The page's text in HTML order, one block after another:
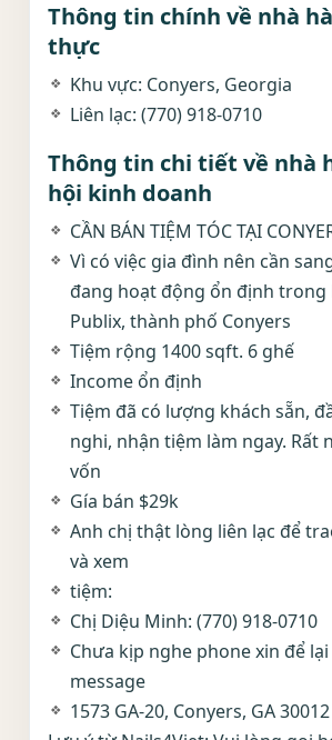
Thông tin chính về nhà
thực
Khu vực: Conyers, Georgia
Liên lạc: (770) 918-0710
Thông tin chi tiết về nhà
hội kinh doanh
CẦN BÁN TIỆM TÓC TẠI
Vì có việc gia đình nên cần
đang hoạt động ổn định trong
Publix, thành phố Conyers
Tiệm rộng 1400 sqft. 6 ghế
Income ổn định
Tiệm đã có lượng khách sẵn,
nghi, nhận tiệm làm ngay. Rất
vốn
Gía bán $29k
Anh chị thật lòng liên lạc để
và xem
tiệm:
Chị Diệu Minh: (770) 918-0710
Chưa kịp nghe phone xin để
message
1573 GA-20, Conyers, GA 30012